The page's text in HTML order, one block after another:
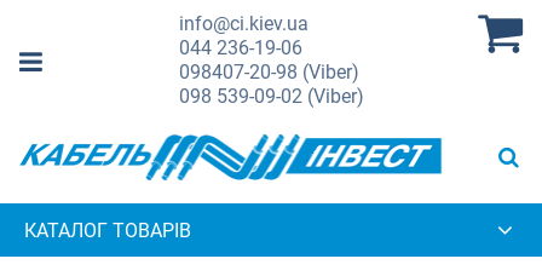
info@ci.kiev.ua
044236-19-06
098407-20-98 (Viber)
098 539-09-02 (Viber)
КАТАЛОГ ТОВАРІВ